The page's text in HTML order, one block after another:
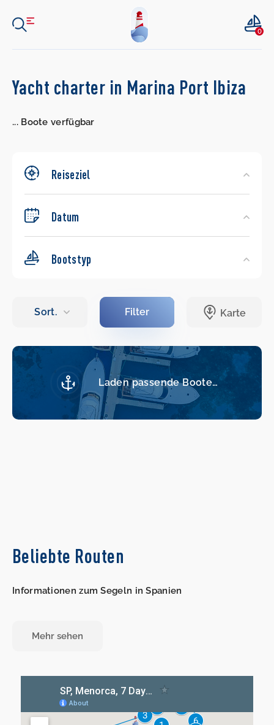
0
Search
Yacht charter in Marina Port Ibiza
...Boote verfügbar
Reiseziel
Datum
Bootstyp
Laden passende Boote…
Beliebte Routen
Informationen zum Segeln in Spanien
Mehr sehen